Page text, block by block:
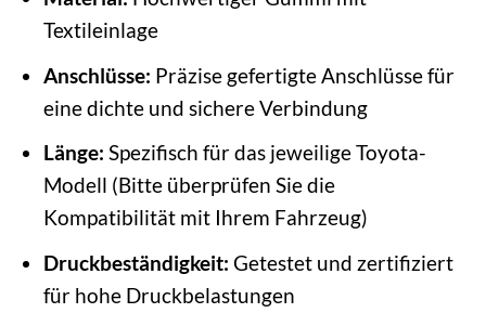
Textileinlage
Anschlüsse: Präzise gefertigte Anschlüsse für
eine dichte und sichere Verbindung
Länge: Spezifisch für das jeweilige Toyota-
Modell (Bitte überprüfen Sie die
Kompatibilität mit Ihrem Fahrzeug)
Druckbeständigkeit: Getestet und zertifiziert
für hohe Druckbelastungen